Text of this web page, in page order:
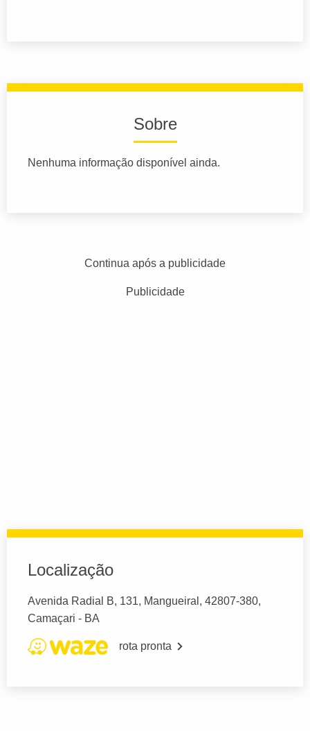
Sobre
Nenhuma informação disponível ainda.
Continua após a publicidade
Publicidade
Localização
Avenida Radial B, 131, Mangueiral, 42807-380,
Camaçari - BA
rota pronta